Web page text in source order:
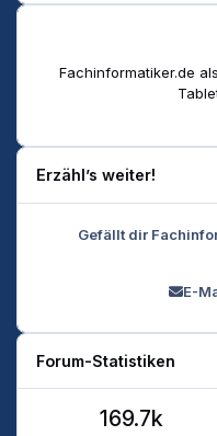
Fachinformatiker.de
Erzähl’s weiter!
Gefällt dir
E-
Forum-Statistiken
169.7k